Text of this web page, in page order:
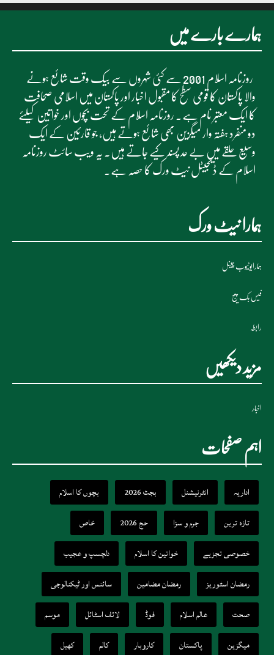
ہمارے بارے میں
روزنامہ اسلام 2001 سے کئی شہروں سے بیک وقت شائع ہونے
والا پاکستان کا قومی سطح کا مقبول اخبار اور پاکستان میں اسلامی صحافت
کا ایک معتبر نام ہے۔ روزنامہ اسلام کے تحت بچوں اور خواتین کیلئے
دو منفرد ہفتہ وار میگزین بھی شائع ہوتے ہیں، جو قارئین کے ایک
وسیع حلقے میں بے حد پسند کیے جاتے ہیں۔ یہ ویب سائٹ روزنامہ
اسلام کے ڈیجیٹل نیٹ ورک کا حصہ ہے۔
ہمارا نیٹ ورک
ہمارایوٹیوب چینل
فیس بک پیج
رابطہ
مزید دیکھیں
اخبار
اہم صفحات
اداریہ انٹرنیشنل بجٹ 2026
بچوں کا اسلام
تازہ ترین
جرم و سزا حج 2026
خاص
خصوصی تجزیے
خواتین کا اسلام
دلچسپ و عجیب
رمضان اسٹوریز
رمضان مضامین
سائنس اور ٹیکنالوجی
صحت
عالم اسلام فوڈ لائف اسٹائل
موسم
میگزین
پاکستان کاروبار کالم کھیل